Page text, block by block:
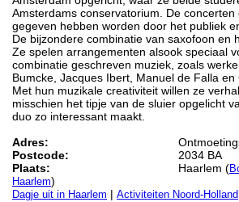
Amsterdams conservatorium. De concerten
gegeven hebben worden door het publiek
De bijzondere combinatie van saxofoon en
Ze spelen arrangementen alsook speciaal
combinatie geschreven muziek, zoals
Bumcke, Jacques Ibert, Manuel de Falla en
Met hun muzikale creativiteit willen ze
misschien het tipje van de sluier opgelicht
duo zo interessant maakt.
Adres:
Postcode:
2034 BA
Plaats:
Haarlem (
Haarlem)
Dagje uit in Haarlem | Activiteiten Noord-Holland